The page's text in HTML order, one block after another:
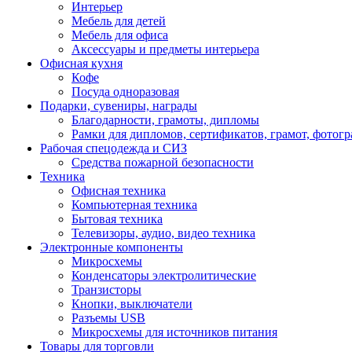
Интерьер
Мебель для детей
Мебель для офиса
Аксессуары и предметы интерьера
Офисная кухня
Кофе
Посуда одноразовая
Подарки, сувениры, награды
Благодарности, грамоты, дипломы
Рамки для дипломов, сертификатов, грамот,
Рабочая спецодежда и СИЗ
Средства пожарной безопасности
Техника
Офисная техника
Компьютерная техника
Бытовая техника
Телевизоры, аудио, видео техника
Электронные компоненты
Микросхемы
Конденсаторы электролитические
Транзисторы
Кнопки, выключатели
Разъемы USB
Микросхемы для источников питания
Товары для торговли